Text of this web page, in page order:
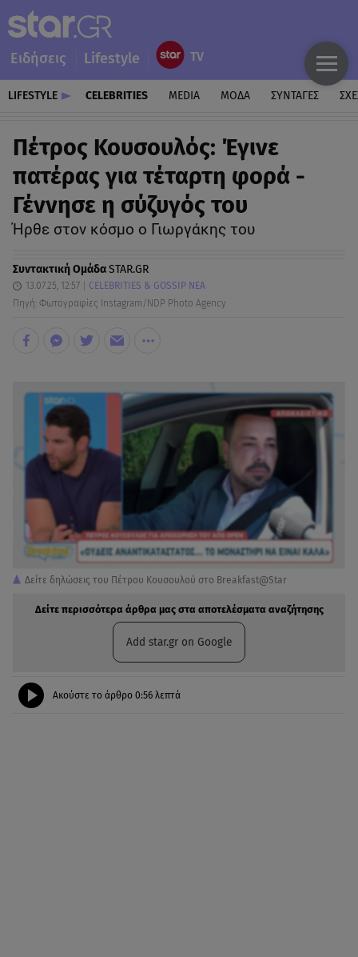
Ειδήσεις Lifestyle
LIFESTYLE CELEBRITIES MEDIA ΜΟΔΑ ΣΥΝΤΑΓΕΣ
Πέτρος Κουσουλός: Έγινε
πατέρας για τέταρτη φορά -
Γέννησε η σύζυγός του
Ήρθε στον κόσμο ο Γιωργάκης του
Συντακτική ΟμάδαSTAR.GR
13.07.25, 12:57
CELEBRITIES & GOSSIP ΝΕΑ
Πηγή: Φωτογραφίες Instagram/NDP Photo Agency
Δείτε δηλώσεις του Πέτρου Κουσουλού στο Breakfast@Star
Δείτε περισσότερα άρθρα μας στα αποτελέσματα αναζήτησης
Add star.gr on Google
Ακούστε το άρθρο 0:56 λεπτά